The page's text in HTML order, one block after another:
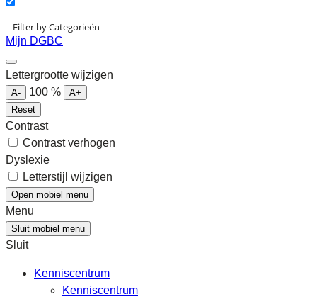
Filter by Categorieën
Mijn DGBC
Lettergrootte wijzigen
A- 100 %
A+
Reset
Contrast
Contrast verhogen
Dyslexie
Letterstijl wijzigen
Open mobiel menu
Menu
Sluit mobiel menu
Sluit
Kenniscentrum
Kenniscentrum